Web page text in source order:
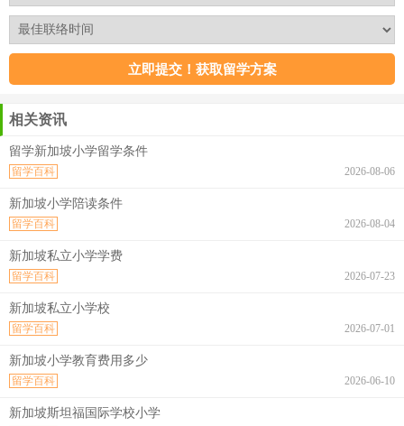
相关资讯
留学新加坡小学留学条件
2026-08-06
留学百科
新加坡小学陪读条件
2026-08-04
留学百科
新加坡私立小学学费
2026-07-23
留学百科
新加坡私立小学校
2026-07-01
留学百科
新加坡小学教育费用多少
2026-06-10
留学百科
新加坡斯坦福国际学校小学